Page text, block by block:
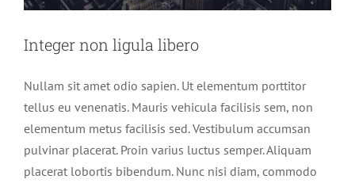
Integer non ligula libero
Nullam sit amet odio sapien. Ut elementum porttitor
tellus eu venenatis. Mauris vehicula facilisis sem, non
elementum metus facilisis sed. Vestibulum accumsan
pulvinar placerat. Proin varius luctus semper. Aliquam
placerat lobortis bibendum. Nunc nisi diam, commodo